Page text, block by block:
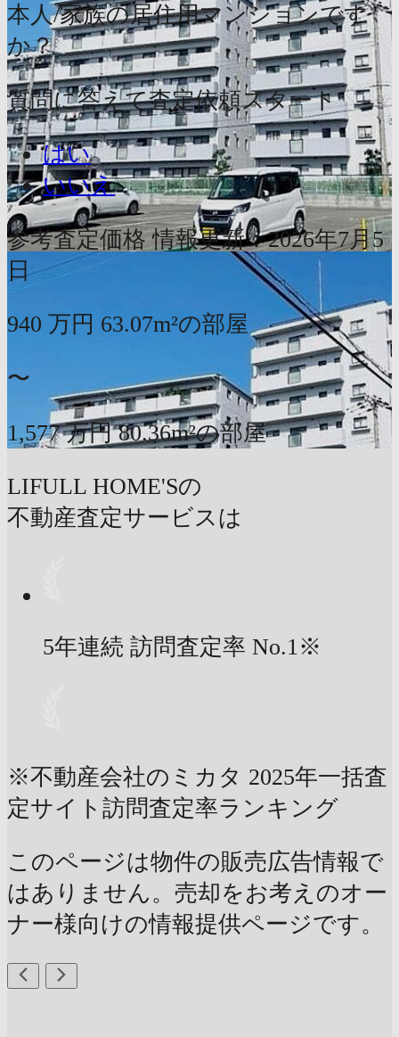
本人/家族の居住用マンションです
か？
質問に答えて査定依頼スタート
はい
いいえ
参考査定価格 情報更新：2026年7月5
日
940 万円 63.07m²の部屋
〜
1,577 万円 80.36m²の部屋
LIFULL HOME'Sの
不動産査定サービスは
5年連続 訪問査定率 No.1※
※不動産会社のミカタ 2025年一括査
定サイト訪問査定率ランキング
このページは物件の販売広告情報で
はありません。売却をお考えのオー
ナー様向けの情報提供ページです。